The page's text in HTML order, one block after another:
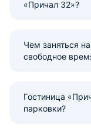
«Причал 32»?
Чем заняться
свободное
Гостиница
парковки?